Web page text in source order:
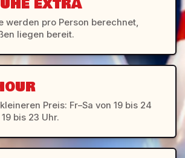
EXTRA
werden pro Person berechnet,
liegen bereit.
Preis: Fr–Sa von 19 bis 24
bis 23 Uhr.